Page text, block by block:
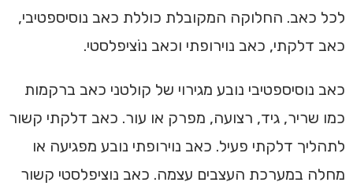
לכל כאב. החלוקה המקובלת כוללת כאב נוסיספטיבי,
כאב דלקתי, כאב נוירופתי וכאב נוֹציפלסטי.
כאב נוסיספטיבי נובע מגירוי של קולטני כאב ברקמות
כמו שריר, גיד, רצועה, מפרק או עור. כאב דלקתי קשור
לתהליך דלקתי פעיל. כאב נוירופתי נובע מפגיעה או
מחלה במערכת העצבים עצמה. כאב נוציפלסטי קשור